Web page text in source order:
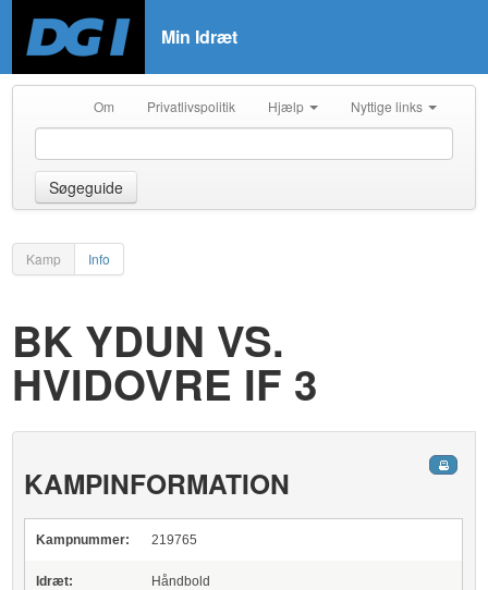
Min Idræt
Om Privatlivspolitik Hjælp Nyttige links
Søgeguide
Kamp Info
BK YDUN VS.
HVIDOVRE IF 3
KAMPINFORMATION
Kampnummer: 219765
Idræt: Håndbold